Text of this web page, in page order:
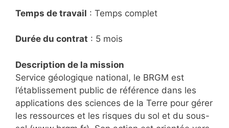
Temps de travail : Temps complet
Durée du contrat : 5 mois
Description de la mission
Service géologique national, le BRGM est
l’établissement public de référence dans les
applications des sciences de la Terre pour gérer
les ressources et les risques du sol et du sous-